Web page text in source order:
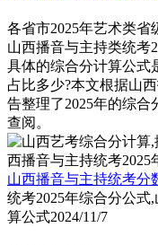
各省市2025年艺术类省
山西播音与主持类统考
具体的综合分计算公式
占比多少?本文根据山
告整理了2025年的综
查阅。
山西播音与主持统考分
统考2025年综合分公式
算公式2024/11/7